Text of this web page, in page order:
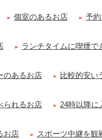
個室のあるお店 予
ランチタイムに喫煙で
のあるお店 比較的安い
られるお店 24時以降に
お店 スポーツ中継を観